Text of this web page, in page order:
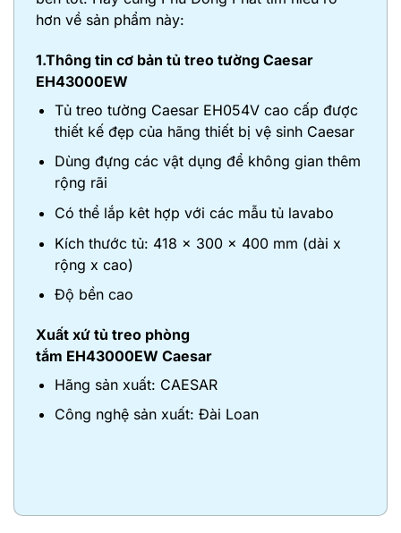
hơn về sản phẩm này:
1.Thông tin cơ bản tủ treo tường Caesar
EH43000EW
Tủ treo tường Caesar EH054V cao cấp được
thiết kế đẹp của hãng thiết bị vệ sinh Caesar
Dùng đựng các vật dụng để không gian thêm
rộng rãi
Có thể lắp kêt hợp với các mẫu tủ lavabo
Kích thước tủ: 418 x 300 x 400 mm (dài x
rộng x cao)
Độ bền cao
Xuất xứ tủ treo phòng
tắm EH43000EW Caesar
Hãng sản xuất: CAESAR
Công nghệ sản xuất: Đài Loan